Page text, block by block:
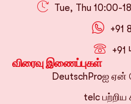
Tue, Thu 10:00-
+91
+91
விரைவு இணைப்புகள்
DeutschProஐ ஏன்
telc